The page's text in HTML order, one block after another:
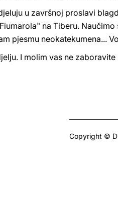
u završnoj proslavi
na Tiberu.
pjesmu neokatekumena...
I molim vas ne
Copyright ©